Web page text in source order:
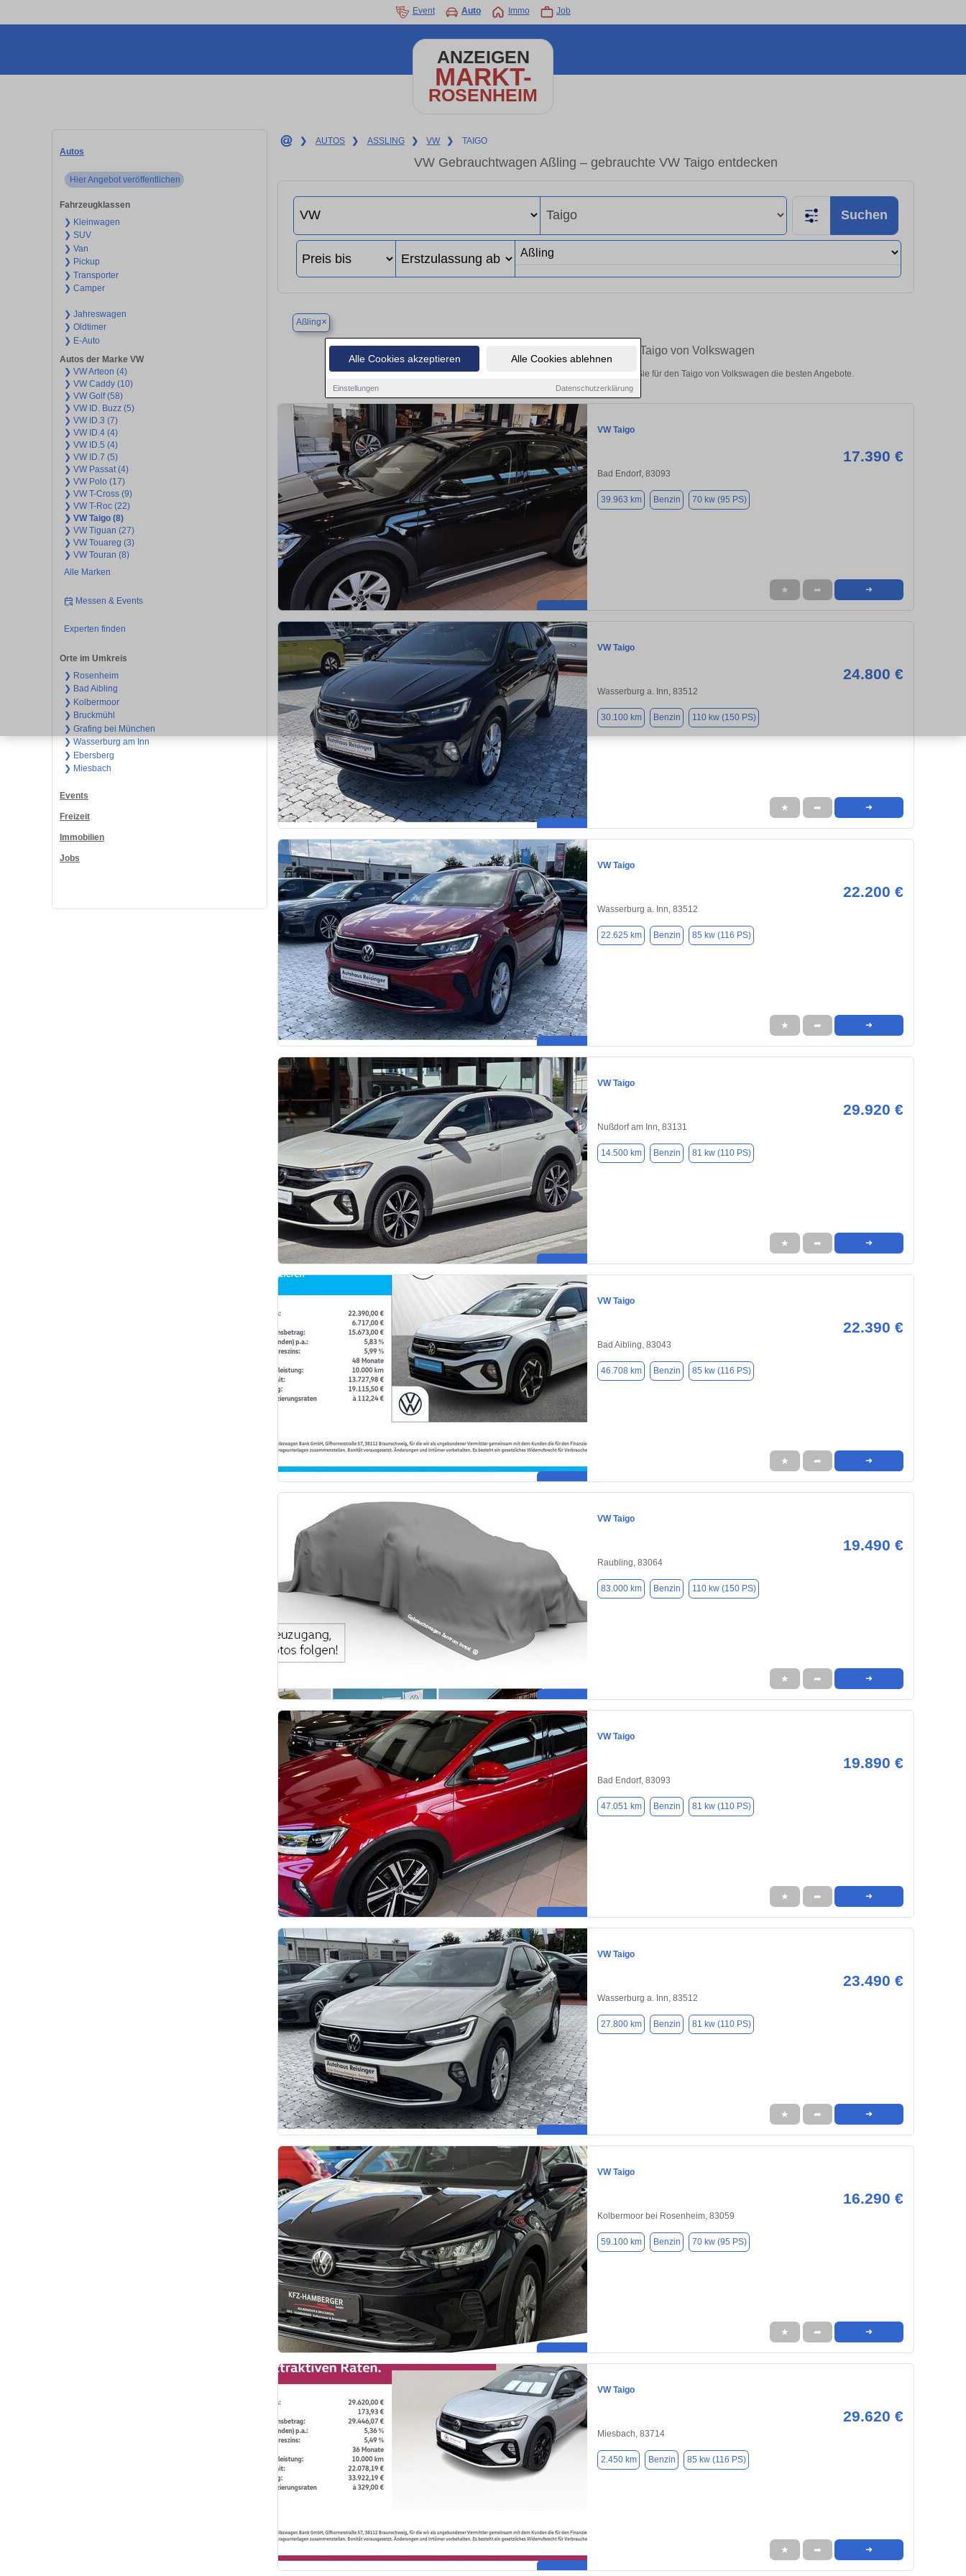
Alle Cookies akzeptieren Alle Cookies ablehnen
Einstellungen Datenschutzerklärung
Event Auto Immo Job
ANZEIGEN
MARKT-
ROSENHEIM
Autos
Hier Angebot veröffentlichen
Fahrzeugklassen
❯ Kleinwagen
❯ SUV
❯ Van
❯ Pickup
❯ Transporter
❯ Camper
❯ Jahreswagen
❯ Oldtimer
❯ E-Auto
Autos der Marke VW
❯ VW Arteon (4)
❯ VW Caddy (10)
❯ VW Golf (58)
❯ VW ID. Buzz (5)
❯ VW ID.3 (7)
❯ VW ID.4 (4)
❯ VW ID.5 (4)
❯ VW ID.7 (5)
❯ VW Passat (4)
❯ VW Polo (17)
❯ VW T-Cross (9)
❯ VW T-Roc (22)
❯ VW Taigo (8)
❯ VW Tiguan (27)
❯ VW Touareg (3)
❯ VW Touran (8)
Alle Marken
Messen & Events
Experten finden
Orte im Umkreis
❯ Rosenheim
❯ Bad Aibling
❯ Kolbermoor
❯ Bruckmühl
❯ Grafing bei München
❯ Wasserburg am Inn
❯ Ebersberg
❯ Miesbach
Events
Freizeit
Immobilien
Jobs
❯ AUTOS ❯ ASSLING ❯ VW ❯ TAIGO
VW Gebrauchtwagen Aßling – gebrauchte VW Taigo entdecken
Suchen
Aßling×
Finden Sie in Aßling Ihren gebrauchten Taigo von Volkswagen
Entdecken Sie in Aßling gebrauchte VW Taigo Gebrauchtwagen. Hier finden Sie für den Taigo von Volkswagen die besten Angebote.
VW Taigo
17.390 €
Bad Endorf, 83093
39.963 km Benzin 70 kw (95 PS)
★ ➦ ➜
VW Taigo
24.800 €
Wasserburg a. Inn, 83512
30.100 km Benzin 110 kw (150 PS)
★ ➦ ➜
VW Taigo
22.200 €
Wasserburg a. Inn, 83512
22.625 km Benzin 85 kw (116 PS)
★ ➦ ➜
VW Taigo
29.920 €
Nußdorf am Inn, 83131
14.500 km Benzin 81 kw (110 PS)
★ ➦ ➜
VW Taigo
22.390 €
Bad Aibling, 83043
46.708 km Benzin 85 kw (116 PS)
★ ➦ ➜
VW Taigo
19.490 €
Raubling, 83064
83.000 km Benzin 110 kw (150 PS)
★ ➦ ➜
VW Taigo
19.890 €
Bad Endorf, 83093
47.051 km Benzin 81 kw (110 PS)
★ ➦ ➜
VW Taigo
23.490 €
Wasserburg a. Inn, 83512
27.800 km Benzin 81 kw (110 PS)
★ ➦ ➜
VW Taigo
16.290 €
Kolbermoor bei Rosenheim, 83059
59.100 km Benzin 70 kw (95 PS)
★ ➦ ➜
VW Taigo
29.620 €
Miesbach, 83714
2.450 km Benzin 85 kw (116 PS)
★ ➦ ➜